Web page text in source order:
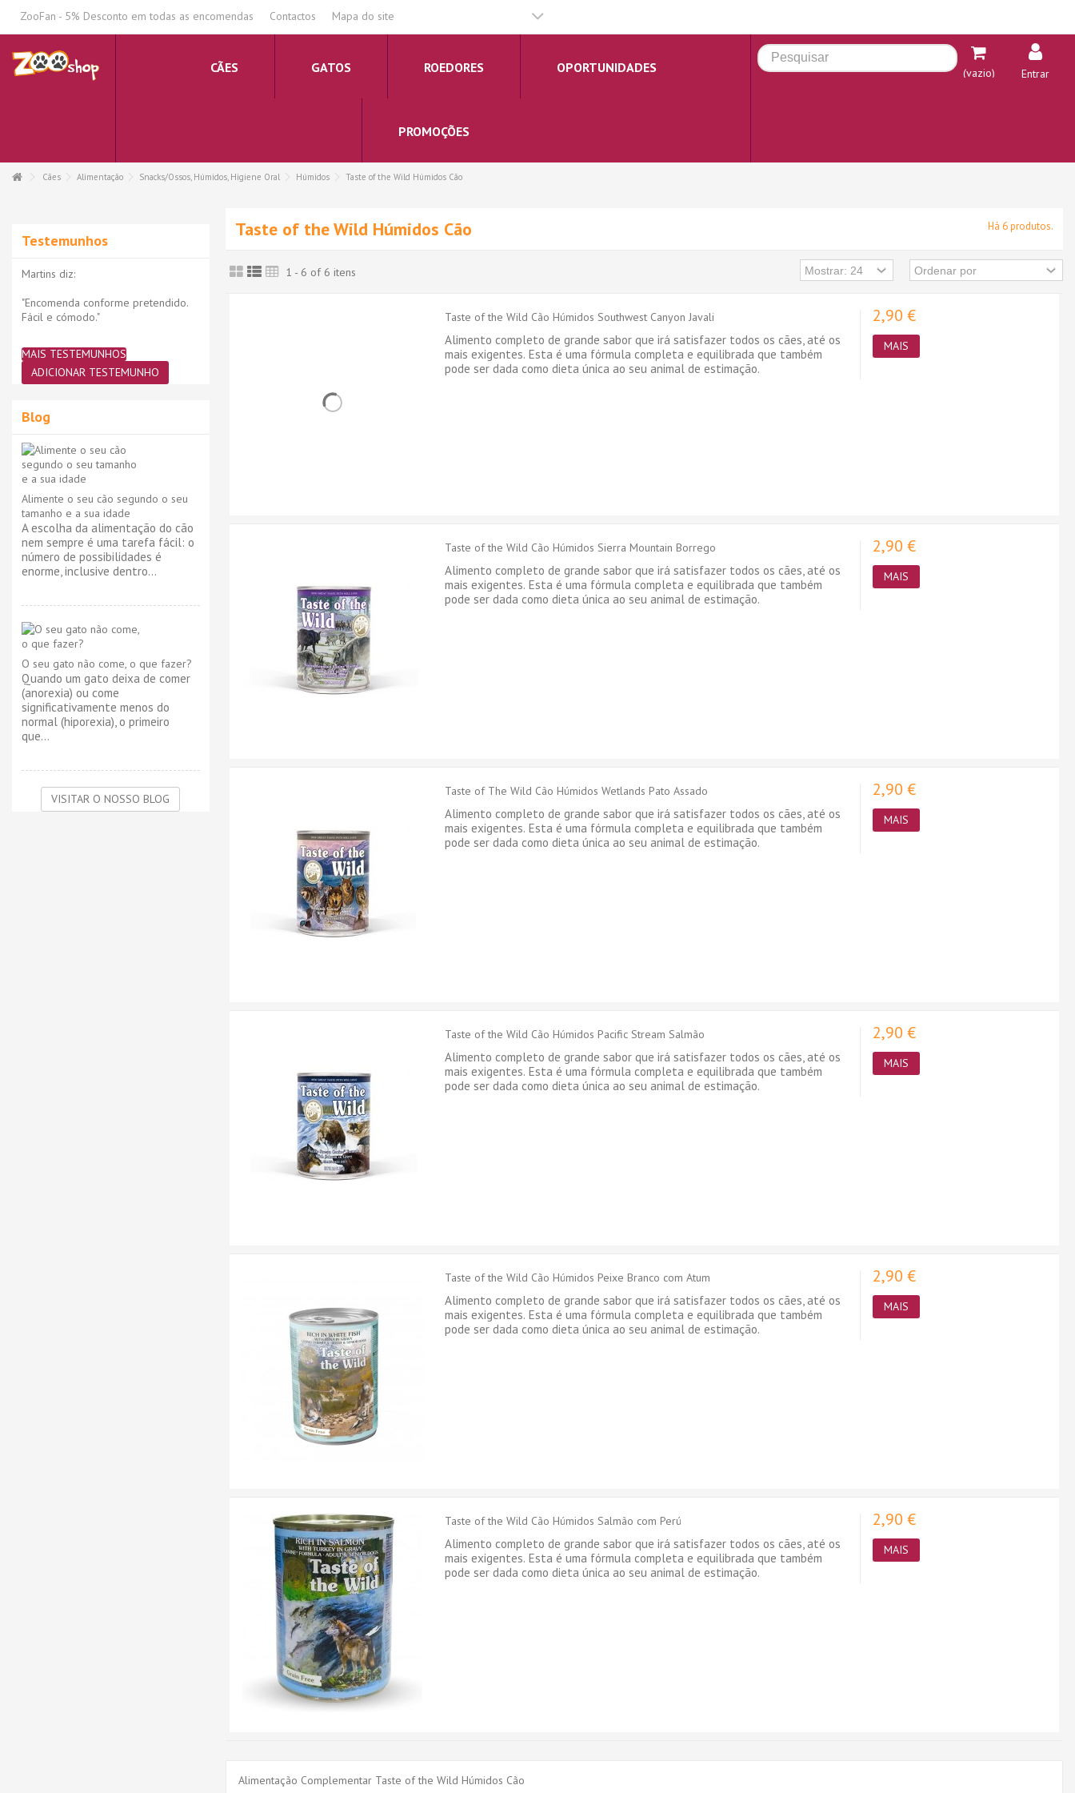
ZooFan - 5% Desconto em todas as encomendas Contactos Mapa do site
CÃES GATOS ROEDORES OPORTUNIDADES
PROMOÇÕES
(vazio) Entrar
Cães Alimentação Snacks/Ossos, Húmidos, Higiene Oral Húmidos Taste of the Wild Húmidos Cão
Taste of the Wild Húmidos Cão Há 6 produtos.
1 - 6 of 6 itens
Taste of the Wild Cão Húmidos Southwest Canyon Javali
Alimento completo de grande sabor que irá satisfazer todos os cães, até os
mais exigentes. Esta é uma fórmula completa e equilibrada que também
pode ser dada como dieta única ao seu animal de estimação.
2,90 €
MAIS
Taste of the Wild Cão Húmidos Sierra Mountain Borrego
Alimento completo de grande sabor que irá satisfazer todos os cães, até os
mais exigentes. Esta é uma fórmula completa e equilibrada que também
pode ser dada como dieta única ao seu animal de estimação.
2,90 €
MAIS
Taste of The Wild Cão Húmidos Wetlands Pato Assado
Alimento completo de grande sabor que irá satisfazer todos os cães, até os
mais exigentes. Esta é uma fórmula completa e equilibrada que também
pode ser dada como dieta única ao seu animal de estimação.
2,90 €
MAIS
Taste of the Wild Cão Húmidos Pacific Stream Salmão
Alimento completo de grande sabor que irá satisfazer todos os cães, até os
mais exigentes. Esta é uma fórmula completa e equilibrada que também
pode ser dada como dieta única ao seu animal de estimação.
2,90 €
MAIS
Taste of the Wild Cão Húmidos Peixe Branco com Atum
Alimento completo de grande sabor que irá satisfazer todos os cães, até os
mais exigentes. Esta é uma fórmula completa e equilibrada que também
pode ser dada como dieta única ao seu animal de estimação.
2,90 €
MAIS
Taste of the Wild Cão Húmidos Salmão com Perú
Alimento completo de grande sabor que irá satisfazer todos os cães, até os
mais exigentes. Esta é uma fórmula completa e equilibrada que também
pode ser dada como dieta única ao seu animal de estimação.
2,90 €
MAIS
Alimentação Complementar Taste of the Wild Húmidos Cão
Testemunhos
Martins diz:
"Encomenda conforme pretendido.
Fácil e cómodo."
MAIS TESTEMUNHOS
ADICIONAR TESTEMUNHO
Blog
Alimente o seu cão segundo o seu
tamanho e a sua idade
A escolha da alimentação do cão
nem sempre é uma tarefa fácil: o
número de possibilidades é
enorme, inclusive dentro...
O seu gato não come, o que fazer?
Quando um gato deixa de comer
(anorexia) ou come
significativamente menos do
normal (hiporexia), o primeiro
que...
VISITAR O NOSSO BLOG